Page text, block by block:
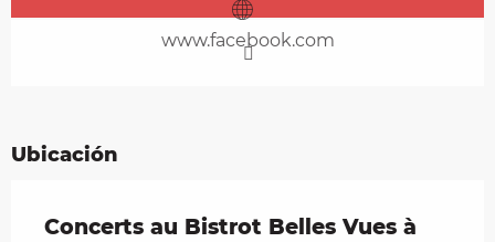
www.facebook.com
Ubicación
Concerts au Bistrot Belles Vues à